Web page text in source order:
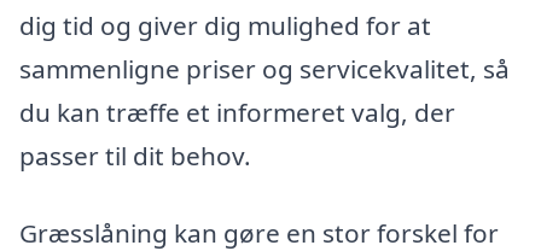
dig tid og giver dig mulighed for at
sammenligne priser og servicekvalitet, så
du kan træffe et informeret valg, der
passer til dit behov.
Græsslåning kan gøre en stor forskel for